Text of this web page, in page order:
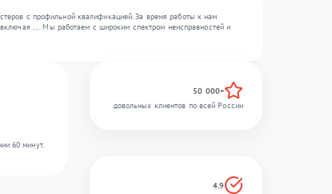
с профильной квалификацией. За время работы к нам
, , . Мы работаем с широким спектром неисправностей и
60 минут.
50 000+
довольных клиентов по всей России
4.9